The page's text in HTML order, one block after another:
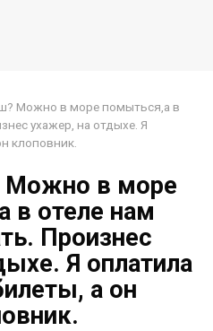
Можно в море помыться,а в
ухажер, на отдыхе. Я
клоповник.
Можно в море
в отеле нам
Произнес
Я оплатила
а он